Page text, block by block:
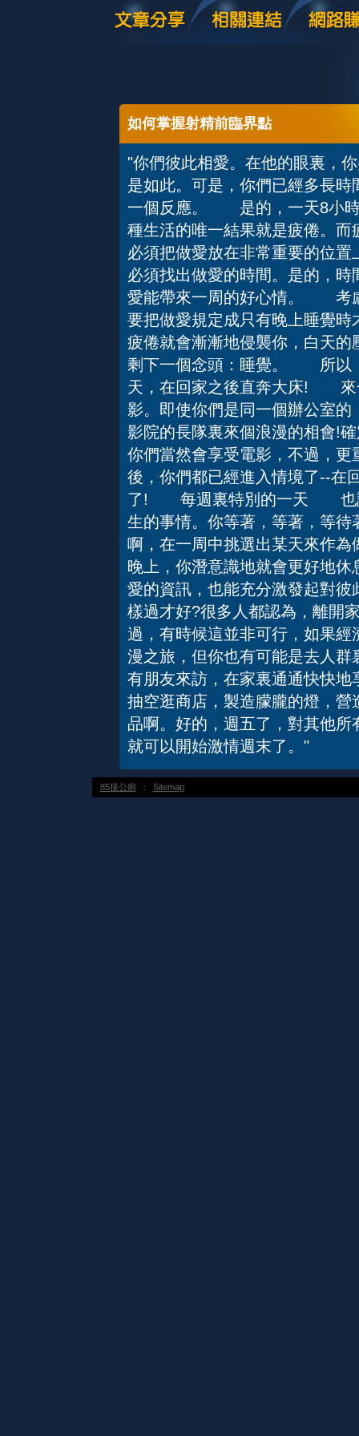
如何掌握射精前臨界點
"你們彼此相愛。在他的眼裏，
是如此。可是，你們已經多長
一個反應。 是的，一天8小時
種生活的唯一結果就是疲倦。
必須把做愛放在非常重要的位
必須找出做愛的時間。是的，
愛能帶來一周的好心情。
要把做愛規定成只有晚上睡覺
疲倦就會漸漸地侵襲你，白天
剩下一個念頭：睡覺。 所以
天，在回家之後直奔大床!
影。即使你們是同一個辦公室
影院的長隊裏來個浪漫的相會!
你們當然會享受電影，不過，
後，你們都已經進入情境了--在
了! 每週裏特別的一天 也許
生的事情。你等著，等著，等
啊，在一周中挑選出某天來作
晚上，你潛意識地就會更好地
愛的資訊，也能充分激發起
樣過才好?很多人都認為，離開
過，有時候這並非可行，如果
漫之旅，但你也有可能是去人
有朋友來訪，在家裏通通快快
抽空逛商店，製造朦朧的燈，
品啊。好的，週五了，對其他
就可以開始激情週末了。"
85接公廁 ： Sitemap